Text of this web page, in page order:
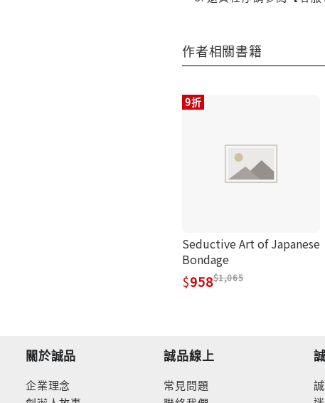
作者相關書籍
9折
Seductive Art of Japanese
Bondage
958 1,065
關於誠品
企業理念
誠品線上
常見問題